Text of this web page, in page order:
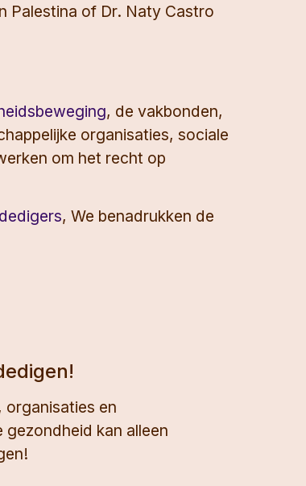
Palestina of Dr. Naty Castro
, de vakbonden,
organisaties, sociale
om het recht op
, We benadrukken de
en
kan alleen